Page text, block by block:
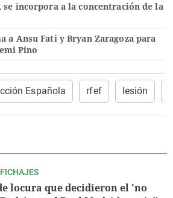
se incorpora a la concentración de la
a Ansu Fati y Bryan Zaragoza para
Pino
Española rfef lesión
locura que decidieron el 'no